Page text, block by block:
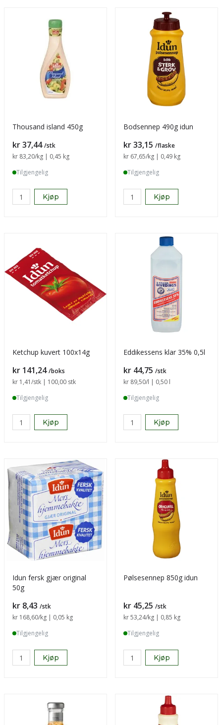
Thousand island 450g
Pris
kr 37,44 /stk
Sammenligning pris
kr 83,20/kg | 0,45 kg
Tilgjengelig
Kjøp
Bodsennep 490g idun
Pris
kr 33,15 /flaske
Sammenligning pris
kr 67,65/kg | 0,49 kg
Tilgjengelig
Kjøp
Ketchup kuvert 100x14g
Pris
kr 141,24 /boks
Sammenligning pris
kr 1,41/stk | 100,00 stk
Tilgjengelig
Kjøp
Eddikessens klar 35% 0,5l
Pris
kr 44,75 /stk
Sammenligning pris
kr 89,50/l | 0,50 l
Tilgjengelig
Kjøp
Idun fersk gjær original
50g
Pris
kr 8,43 /stk
Sammenligning pris
kr 168,60/kg | 0,05 kg
Tilgjengelig
Kjøp
Pølsesennep 850g idun
Pris
kr 45,25 /stk
Sammenligning pris
kr 53,24/kg | 0,85 kg
Tilgjengelig
Kjøp